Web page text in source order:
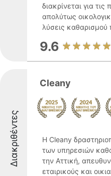
διακρίνεται για
απολύτως
λύσεις καθαρισμού
9.6
Διακριθέντες
Cleany
Η Cleany
των υπηρεσιών
την Αττική,
εταιρικούς και